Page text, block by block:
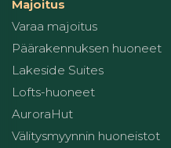
Majoitus
Varaa majoitus
Päärakennuksen huoneet
Lakeside Suites
Lofts-huoneet
AuroraHut
Välitysmyynnin huoneistot